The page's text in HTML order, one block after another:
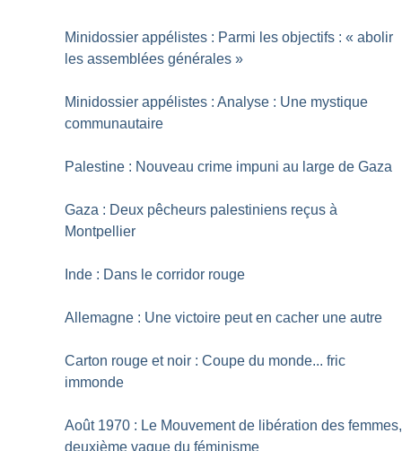
Minidossier appélistes : Parmi les objectifs : « abolir
les assemblées générales »
Minidossier appélistes : Analyse : Une mystique
communautaire
Palestine : Nouveau crime impuni au large de Gaza
Gaza : Deux pêcheurs palestiniens reçus à
Montpellier
Inde : Dans le corridor rouge
Allemagne : Une victoire peut en cacher une autre
Carton rouge et noir : Coupe du monde... fric
immonde
Août 1970 : Le Mouvement de libération des femmes,
deuxième vague du féminisme